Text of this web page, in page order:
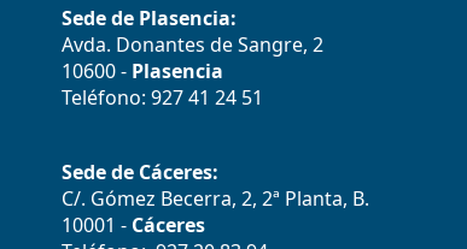
Sede de Plasencia:
Avda. Donantes de Sangre, 2
10600 -Plasencia
Teléfono: 927 41 24 51
Sede de Cáceres:
C/. Gómez Becerra, 2, 2ª Planta, B.
10001 -Cáceres